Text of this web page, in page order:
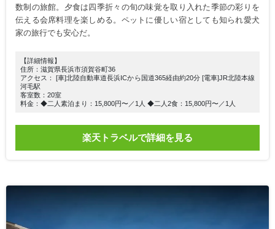
数制の旅館。夕食は四季折々の旬の味覚を取り入れた季節の彩りを
伝える会席料理を楽しめる。ペットに優しい宿としても知られ愛犬
家の旅行でも安心だ。
【詳細情報】
住所：滋賀県長浜市須賀谷町36
アクセス： [車]北陸自動車道長浜ICから国道365経由約20分 [電車]JR北陸本線
河毛駅
客室数：20室
料金：◆二人素泊まり：15,800円〜／1人 ◆二人2食：15,800円〜／1人
楽天トラベルで詳細を見る